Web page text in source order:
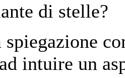
di stelle?
spiegazione
intuire un